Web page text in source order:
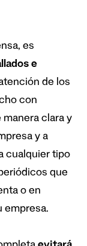
es
e
de los
con
clara y
y a
cualquier tipo
que
o en
empresa.